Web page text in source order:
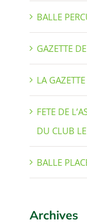
BALLE
GAZETTE
LA
FETE DE
DU CLUB
BALLE
Archives